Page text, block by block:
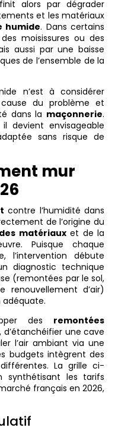
alors par dégrader
et les matériaux
humide. Dans certains
moisissures ou des
aussi par une baisse
de l’ensemble de la
n’est à considérer
du problème et
dans la maçonnerie.
devient envisageable
sans risque de
mur
contre l’humidité dans
de l’origine du
matériauxet de la
Puisque chaque
l’intervention débute
diagnostic technique
(remontées par le sol,
d’air)
adéquate.
des remontées
d’étanchéifier une cave
l’air ambiant via une
budgets intègrent des
La grille ci-
synthétisant les tarifs
français en 2026,